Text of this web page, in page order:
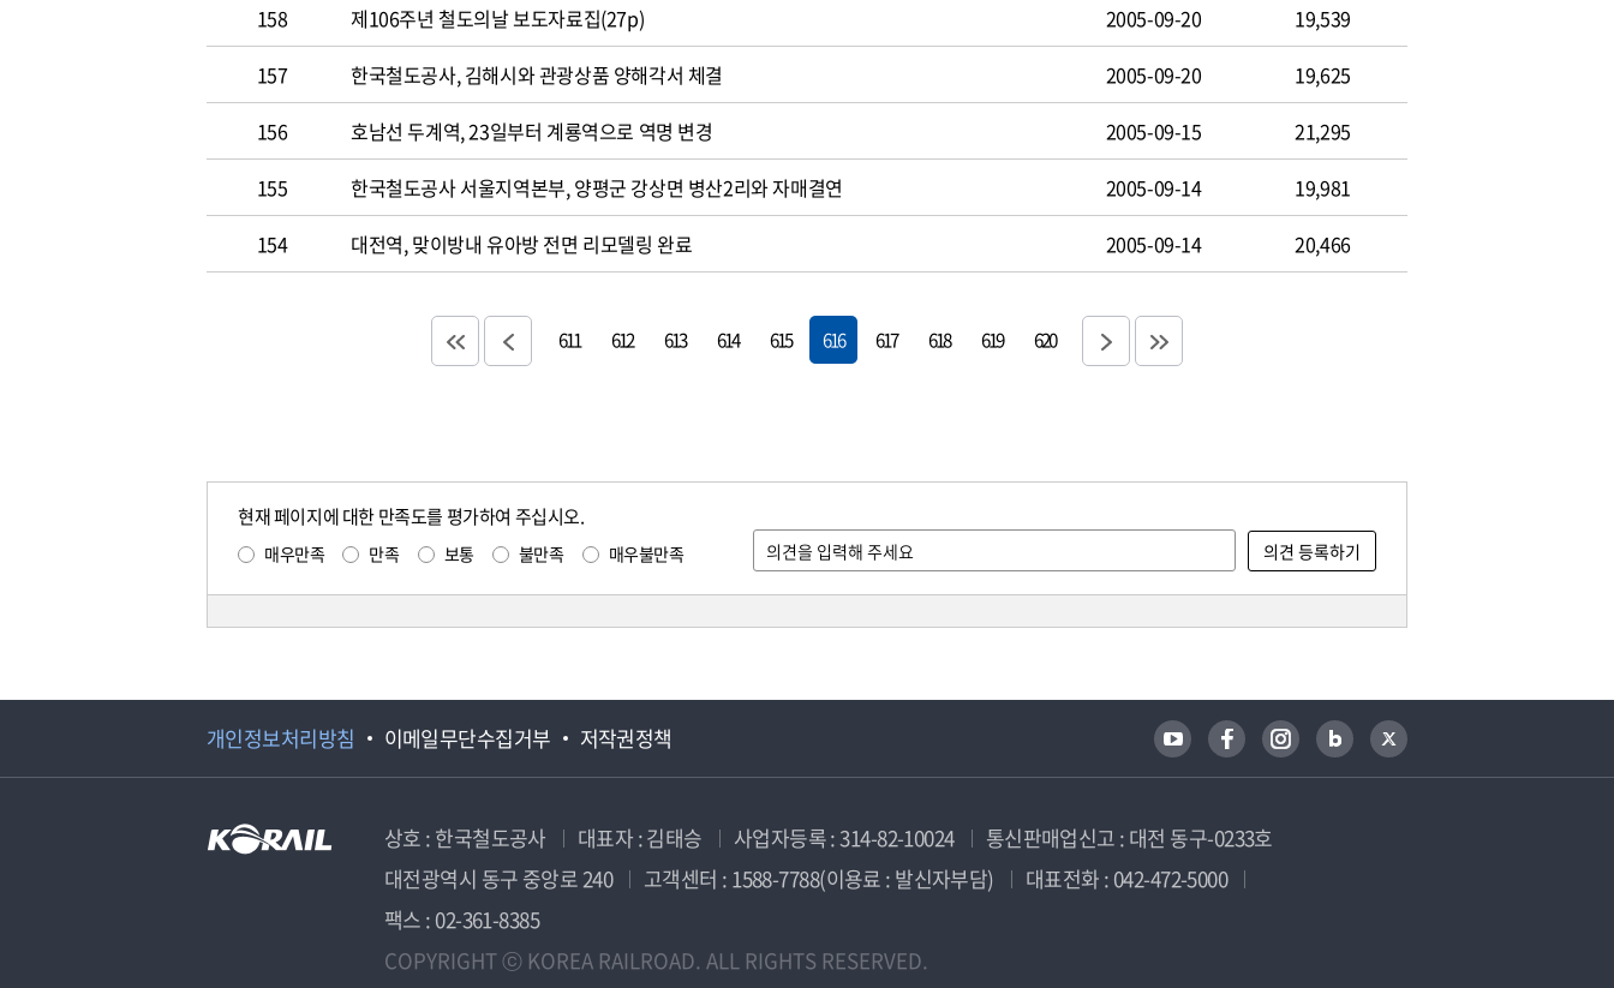
158
제106주년 철도의날 보도자료집(27p) 2005-09-20
19,539
157
한국철도공사, 김해시와 관광상품 양해각서 체결 2005-09-20
19,625
156
호남선 두계역, 23일부터 계룡역으로 역명 변경 2005-09-15
21,295
155
한국철도공사 서울지역본부, 양평군 강상면 병산2리와 자매결연 2005-09-14
19,981
154
대전역, 맞이방내 유아방 전면 리모델링 완료 2005-09-14 20,466
611 612 613 614 615 616 617 618 619 620
현재 페이지에 대한 만족도를 평가하여 주십시오.
매우만족 만족 보통 불만족 매우불만족
개인정보처리방침 이메일무단수집거부 저작권정책
상호 : 한국철도공사 대표자 : 김태승 사업자등록 : 314-82-10024
통신판매업신고 : 대전 동구-0233호
대전광역시 동구 중앙로 240
고객센터 : 1588-7788(이용료 : 발신자부담)
대표전화 : 042-472-5000
팩스 : 02-361-8385
COPYRIGHT ⓒ KOREA RAILROAD. ALL RIGHTS RESERVED.